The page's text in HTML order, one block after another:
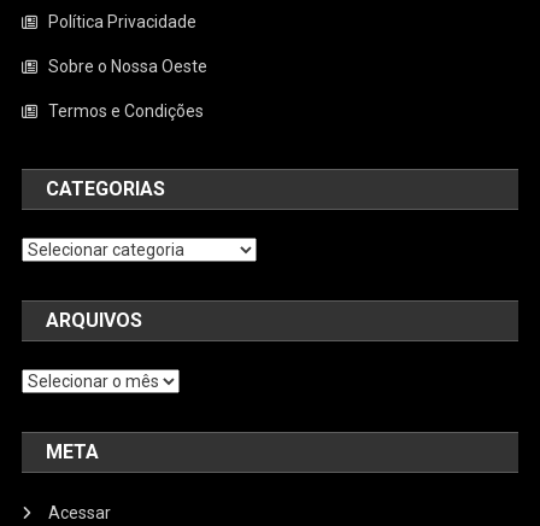
Política Privacidade
Sobre o Nossa Oeste
Termos e Condições
CATEGORIAS
Categorias
ARQUIVOS
Arquivos
META
Acessar